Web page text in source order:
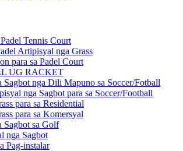
Tennis Court
Artipisyal nga Grass
para sa Padel Court
UG RACKET
Sagbot nga Dili Mapuno sa Soccer/Fotball
nga Sagbot para sa Soccer/Football
para sa Residential
para sa Komersyal
Sagbot sa Golf
nga Sagbot
Pag-instalar